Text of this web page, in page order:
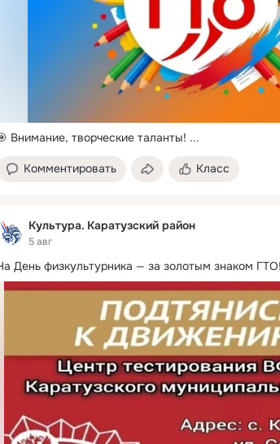
Внимание, творческие таланты! ...
Комментировать Класс
Культура. Каратузский район
5 авг
День физкультурника — за золотым знаком ГТО!